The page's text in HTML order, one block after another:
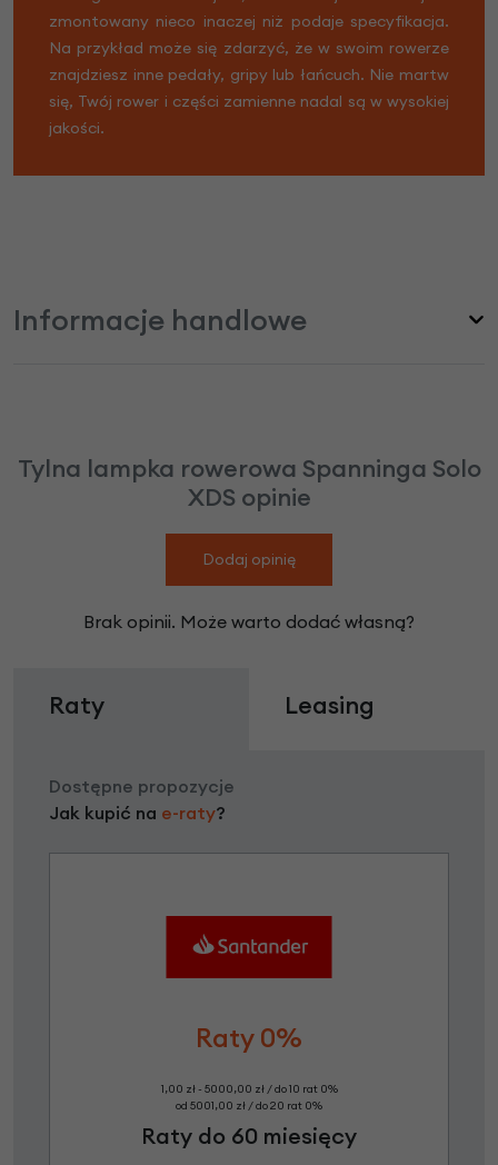
zmontowany nieco inaczej niż podaje specyfikacja.
Na przykład może się zdarzyć, że w swoim rowerze
znajdziesz inne pedały, gripy lub łańcuch. Nie martw
się, Twój rower i części zamienne nadal są w wysokiej
jakości.
Informacje handlowe
Tylna lampka rowerowa Spanninga Solo
XDS opinie
Dodaj opinię
Brak opinii. Może warto dodać własną?
Raty Leasing
Dostępne propozycje
Jak kupić na e-raty?
Raty 0%
1,00 zł - 5000,00 zł / do 10 rat 0%
od 5001,00 zł / do 20 rat 0%
Raty do 60 miesięcy